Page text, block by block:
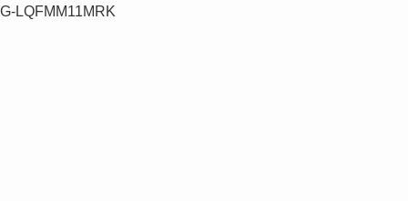
G-LQFMM11MRK